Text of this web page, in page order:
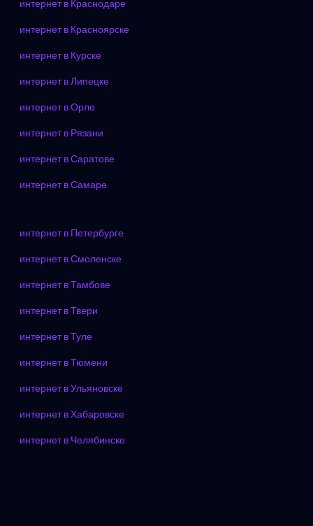
интернет в Краснодаре
интернет в Красноярске
интернет в Курске
интернет в Липецке
интернет в Орле
интернет в Рязани
интернет в Саратове
интернет в Самаре
интернет в Петербурге
интернет в Смоленске
интернет в Тамбове
интернет в Твери
интернет в Туле
интернет в Тюмени
интернет в Ульяновске
интернет в Хабаровске
интернет в Челябинске